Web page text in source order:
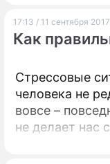
17:13 / 11 сентября 2017
Как
Стрессовые
человека не
вовсе –
не делает нас
становится